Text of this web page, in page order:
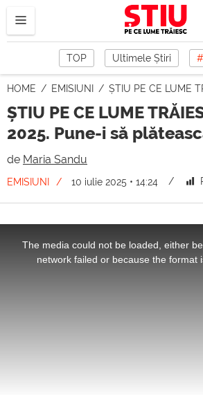
TOP Ultimele Știri #
HOME EMISIUNI ȘTIU PE CE LUME TRĂIESC, 9 iulie 2025.
ȘTIU PE CE LUME
2025. Pune-i să
de Maria Sandu
EMISIUNI 10 iulie 2025 • 14:24
The media could not be loaded, either
network failed or because the format